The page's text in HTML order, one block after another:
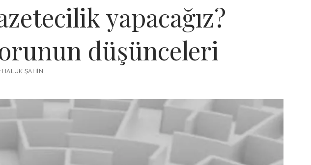
yapacağız?
düşünceleri
HALUK ŞAHIN